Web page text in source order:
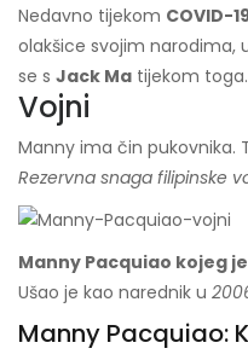
Nedavno tijekom COVID-
olakšice svojim narodima,
se s Jack Ma tijekom toga.
Vojni
Manny ima čin pukovnika.
Rezervna snaga filipinske
Manny Pacquiao kojeg
Ušao je kao narednik u
Manny Pacquiao: